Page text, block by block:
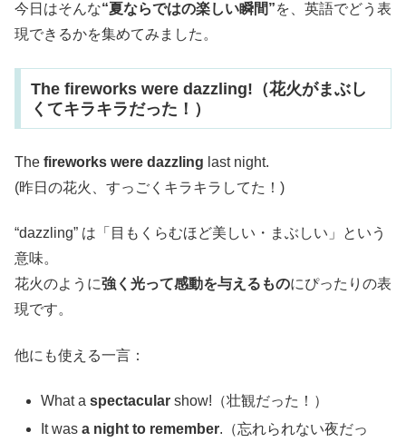
今日はそんな“夏ならではの楽しい瞬間”を、英語でどう表
現できるかを集めてみました。
The fireworks were dazzling!（花火がまぶし
くてキラキラだった！）
The fireworks were dazzling last night.
(昨日の花火、すっごくキラキラしてた！)
“dazzling” は「目もくらむほど美しい・まぶしい」という
意味。
花火のように強く光って感動を与えるものにぴったりの表
現です。
他にも使える一言：
What aspectacular show!（壮観だった！）
It wasa night to remember.（忘れられない夜だっ